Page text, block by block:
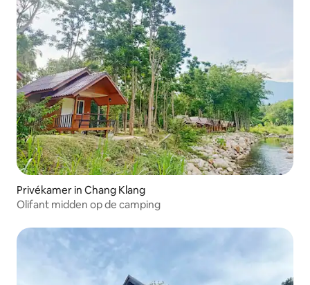
Privékamer in Chang Klang
Olifant midden op de camping